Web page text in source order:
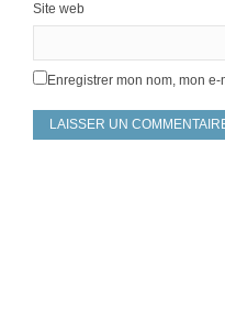
Site web
Enregistrer mon nom, mon